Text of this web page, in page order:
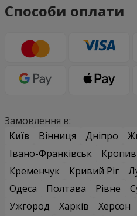
Способи оплати
Замовлення в:
Київ
Вінниця Дніпро
Івано-Франківськ
Кременчук
Кривий Ріг
Одеса
Полтава Рівне
Ужгород
Харків Херсон